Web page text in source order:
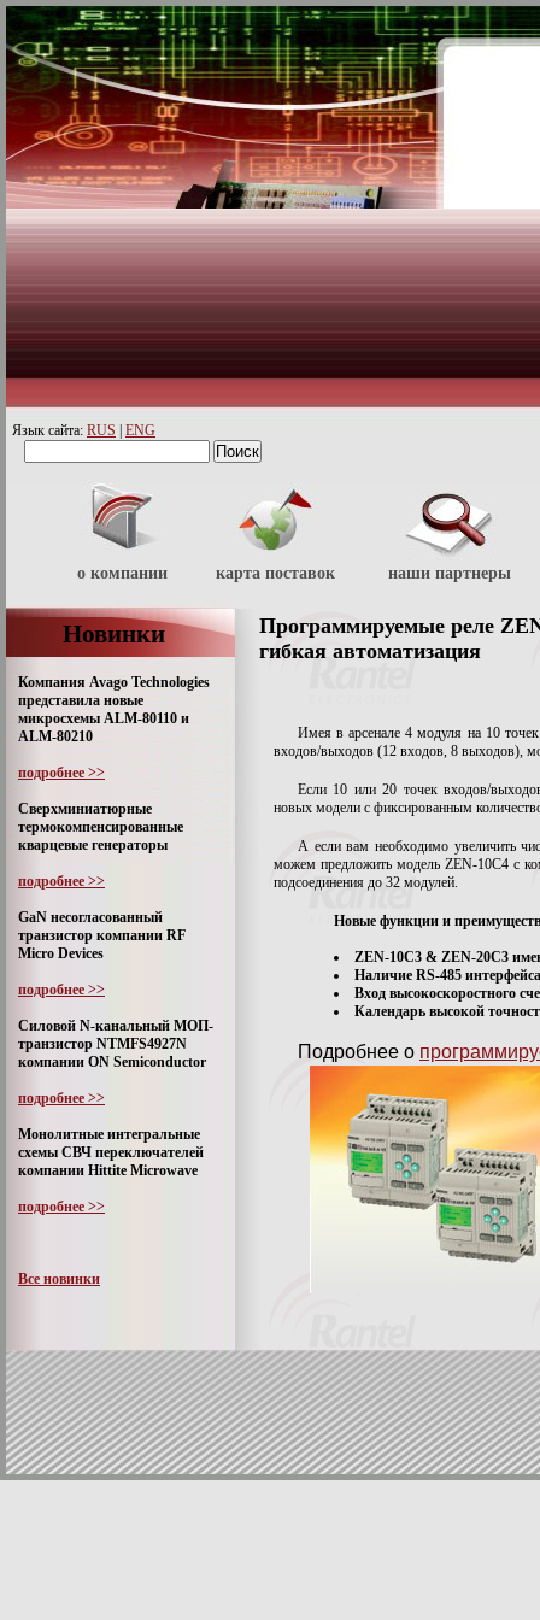
Язык сайта: RUS ENG
о компании карта поставок наши партнеры
Новинки
Компания Avago Technologies
представила новые
микросхемы ALM-80110 и
ALM-80210
подробнее >>
Сверхминиатюрные
термокомпенсированные
кварцевые генераторы
подробнее >>
GaN несогласованный
транзистор компании RF
Micro Devices
подробнее >>
Силовой N-канальный МОП-
транзистор NTMFS4927N
компании ON Semiconductor
подробнее >>
Монолитные интегральные
схемы СВЧ переключателей
компании Hittite Microwave
подробнее >>
Все новинки
Программируемые реле
гибкая автоматизация
Имея в арсенале 4 модуля на 10
входов/выходов (12 входов, 8 выходов),
Если 10 или 20 точек входов/
новых модели с фиксированным
А если вам необходимо увеличить
можем предложить модель ZEN-10C4 с
подсоединения до 32 модулей.
Новые функции и
ZEN-10C3 & ZEN-20C3
Наличие RS-485
Вход высокоскоростного
Календарь высокой
Подробнее о